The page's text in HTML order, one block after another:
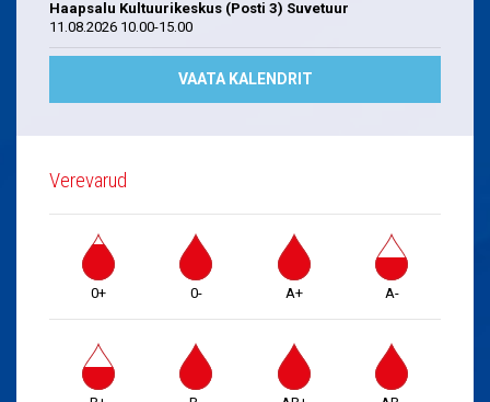
Haapsalu Kultuurikeskus (Posti 3) Suvetuur
11.08.2026 10.00-15.00
VAATA KALENDRIT
Verevarud
0+ 0- A+ A-